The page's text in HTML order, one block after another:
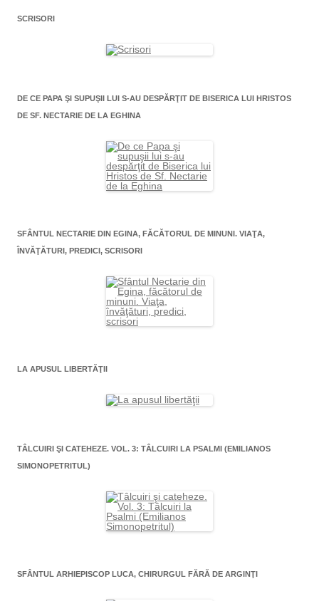
SCRISORI
DE CE PAPA ŞI SUPUŞII LUI S-AU DESPĂRŢIT DE BISERICA LUI HRISTOS
DE SF. NECTARIE DE LA EGHINA
SFÂNTUL NECTARIE DIN EGINA, FĂCĂTORUL DE MINUNI. VIAŢA,
ÎNVĂŢĂTURI, PREDICI, SCRISORI
LA APUSUL LIBERTĂŢII
TÂLCUIRI ŞI CATEHEZE. VOL. 3: TÂLCUIRI LA PSALMI (EMILIANOS
SIMONOPETRITUL)
SFÂNTUL ARHIEPISCOP LUCA, CHIRURGUL FĂRĂ DE ARGINŢI